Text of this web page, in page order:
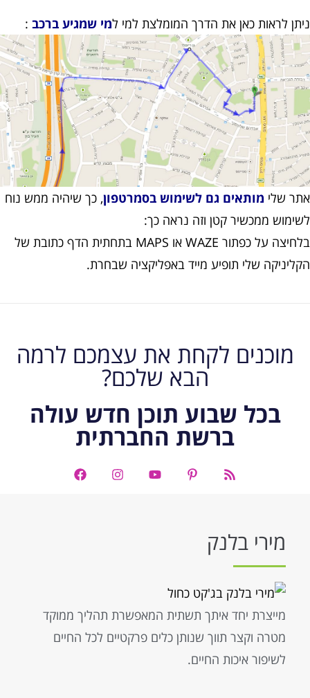
ניתן לראות כאן את הדרך המומלצת למי למי שמגיע ברכב :
אתר שלי מותאים גם לשימוש בסמרטפון, כך שיהיה ממש נוח
לשימוש ממכשיר קטן וזה נראה כך:
בלחיצה על כפתור WAZE או MAPS בתחתית הדף כתובת של
הקליניקה שלי תופיע מייד באפליקציה שבחרת.
מוכנים לקחת את עצמכם לרמה
הבא שלכם?
בכל שבוע תוכן חדש עולה
ברשת החברתית
מירי בלנק
מייצרת יחד איתך תשתית המאפשרת תהליך ממוקד
מטרה וקצר תווך שנותן כלים פרקטיים לכל החיים
לשיפור איכות החיים.